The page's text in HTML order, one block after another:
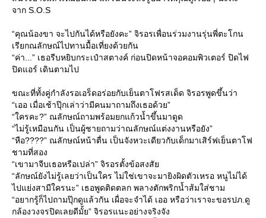
จาก S.O.S
“คุณน้องขา จะไปกันได้หรือยังคะ” จิรอรเพื่อนร่วมงานรุ่นพี่ตะโกน
เรียกณลักษณ์ไปทานมื้อเที่ยงด้วยกัน
“ค่า...” เธอรีบหยิบกระเป๋าสตางค์ ก่อนปิดหน้าจอคอมพิวเตอร์ ปิดไฟ
ปิดแอร์ เดินตามไป
ขณะที่ทั้งคู่กำลังรอเอร็ดอร่อยกับเย็นตาโฟรสเด็ด จิรอรพูดขึ้นว่า
“เออ เมื่อเช้าปุ๊กเล่าว่ามีคนมาถามถึงเธอด้วย”
“ใครคะ?” ณลักษณ์ถามพร้อมยกแก้วน้ำขึ้นมาดูด
“ไม่รู้เหมือนกัน เป็นผู้ชายถามว่าณลักษณ์แต่งงานหรือยัง”
“หือ????” ณลักษณ์หน้าตื่น เป็นจังหวะเดียวกับเด็กมาเสิร์ฟเย็นตาโฟ
ชามที่สอง
“เขามาจีบเธอหรือเปล่า” จิรอรตั้งข้อสงสั
“ลักษณ์ยังไม่รู้เลยว่าเป็นใคร ไม่ใช่เขาจะมายิงผิดตัวเหรอ หนูไม่ได้
ไปแย่งสามีใครนะ” เธอพูดติดตลก พลางตักพริกน้ำส้มใส่ชาม
“อยากรู้ก็ไปถามปุ๊กดูแล้วกัน เผื่อจะจำได้ เออ หรือว่าเราจะขอรปภ.ดู
กล้องวงจรปิดเลยดีมั้ย” จิรอรแนะอย่างจริงจัง